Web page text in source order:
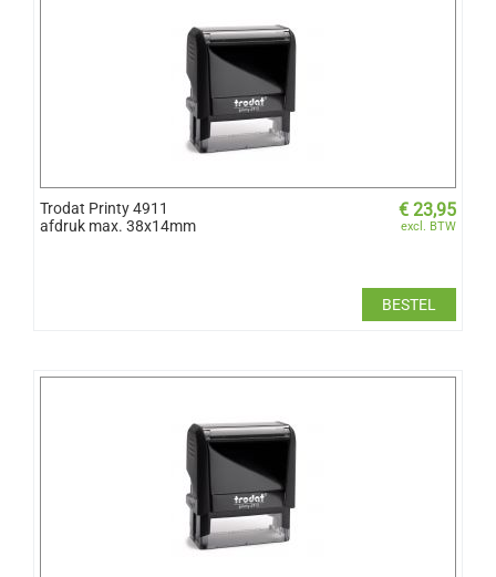
Trodat Printy 4911
afdruk max. 38x14mm
€ 23,95
excl. BTW
BESTEL